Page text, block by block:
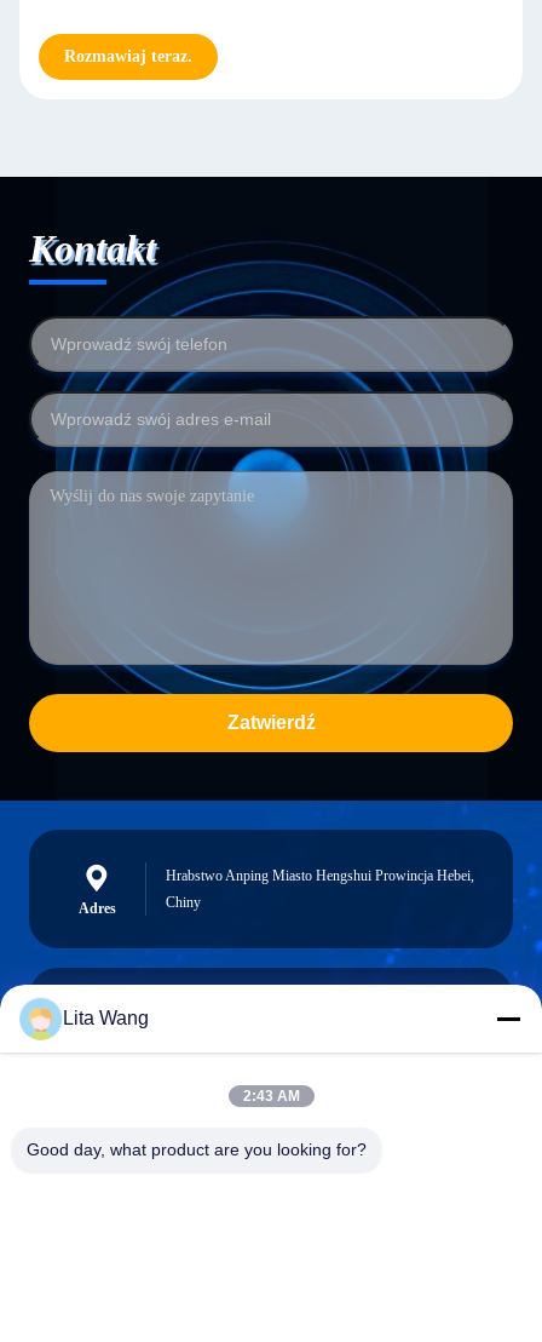
Rozmawiaj teraz.
Kontakt
Zatwierdź
Adres
Hrabstwo Anping Miasto Hengshui Prowincja Hebei,
Chiny
Lita Wang
2:43 AM
Good day, what product are you looking for?